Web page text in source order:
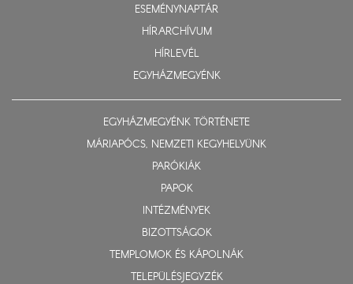
ESEMÉNYNAPTÁR
HÍRARCHÍVUM
HÍRLEVÉL
EGYHÁZMEGYÉNK
EGYHÁZMEGYÉNK TÖRTÉNETE
MÁRIAPÓCS, NEMZETI KEGYHELYÜNK
PARÓKIÁK
PAPOK
INTÉZMÉNYEK
BIZOTTSÁGOK
TEMPLOMOK ÉS KÁPOLNÁK
TELEPÜLÉSJEGYZÉK